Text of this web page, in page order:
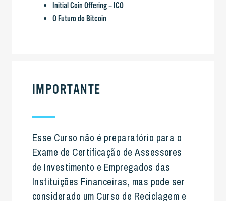
Initial Coin Offering – ICO
O Futuro do Bitcoin
IMPORTANTE
Esse Curso não é preparatório para o
Exame de Certificação de Assessores
de Investimento e Empregados das
Instituições Financeiras, mas pode ser
considerado um Curso de Reciclagem e